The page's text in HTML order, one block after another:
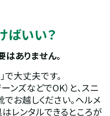
ばいい？
ありません。
で大丈夫です。
ンズなどでOK）と、スニ
お越しください。ヘルメ
レンタルできるところが